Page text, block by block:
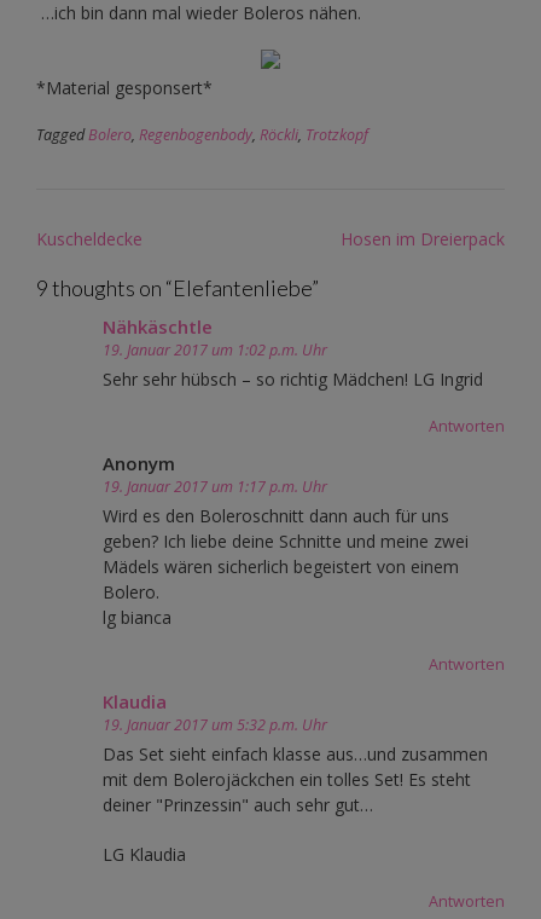
…ich bin dann mal wieder Boleros nähen.
*Material gesponsert*
TaggedBolero, Regenbogenbody, Röckli, Trotzkopf
Post
Kuscheldecke Hosen im Dreierpack
9 thoughts on “Elefantenliebe”
Nähkäschtle
19. Januar 2017 um 1:02 p.m. Uhr
Sehr sehr hübsch – so richtig Mädchen! LG Ingrid
Antworten
Anonym
19. Januar 2017 um 1:17 p.m. Uhr
Wird es den Boleroschnitt dann auch für uns
geben? Ich liebe deine Schnitte und meine zwei
Mädels wären sicherlich begeistert von einem
Bolero.
lg bianca
Antworten
Klaudia
19. Januar 2017 um 5:32 p.m. Uhr
Das Set sieht einfach klasse aus…und zusammen
mit dem Bolerojäckchen ein tolles Set! Es steht
deiner "Prinzessin" auch sehr gut…
LG Klaudia
Antworten